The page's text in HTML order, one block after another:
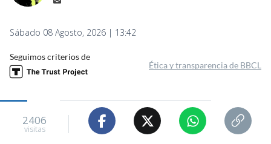
Sábado 08 Agosto, 2026 | 13:42
Seguimos criterios de
Ética y transparencia de BBCL
2406
visitas